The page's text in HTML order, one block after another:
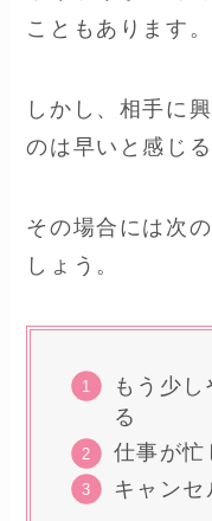
こともあります。
しかし、相手に
のは早いと感じ
その場合には次
しょう。
もう少
る
仕事が忙
キャンセ